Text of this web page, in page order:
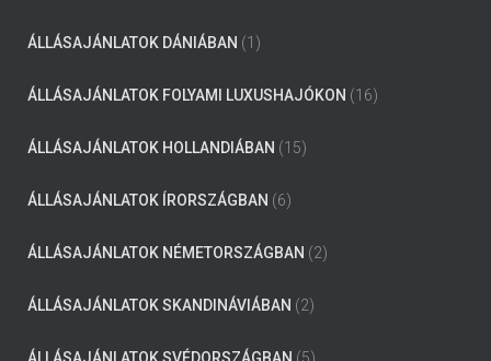
ÁLLÁSAJÁNLATOK DÁNIÁBAN (1)
ÁLLÁSAJÁNLATOK FOLYAMI LUXUSHAJÓKON (16)
ÁLLÁSAJÁNLATOK HOLLANDIÁBAN (15)
ÁLLÁSAJÁNLATOK ÍRORSZÁGBAN (6)
ÁLLÁSAJÁNLATOK NÉMETORSZÁGBAN (2)
ÁLLÁSAJÁNLATOK SKANDINÁVIÁBAN (2)